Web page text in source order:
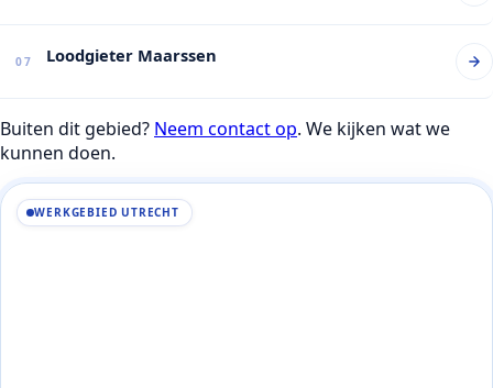
07 Loodgieter Maarssen
Buiten dit gebied? Neem contact op. We kijken wat we
kunnen doen.
+WERKGEBIED UTRECHT